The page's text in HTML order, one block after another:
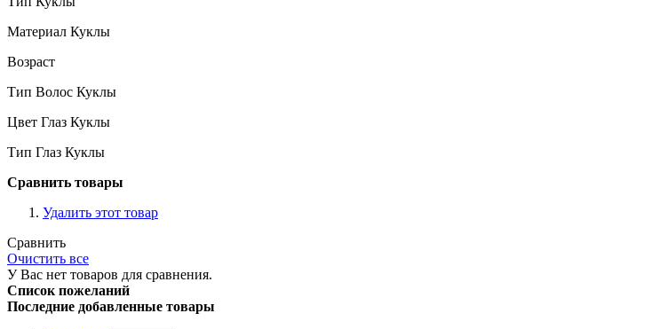
Материал Куклы
Возраст
Тип Волос Куклы
Цвет Глаз Куклы
Тип Глаз Куклы
Сравнить товары
Удалить этот товар
Сравнить
Очистить все
У Вас нет товаров для сравнения.
Список пожеланий
Последние добавленные товары